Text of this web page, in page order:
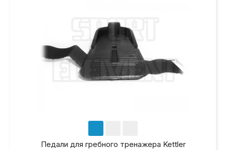
Педали для гребного тренажера Kettler